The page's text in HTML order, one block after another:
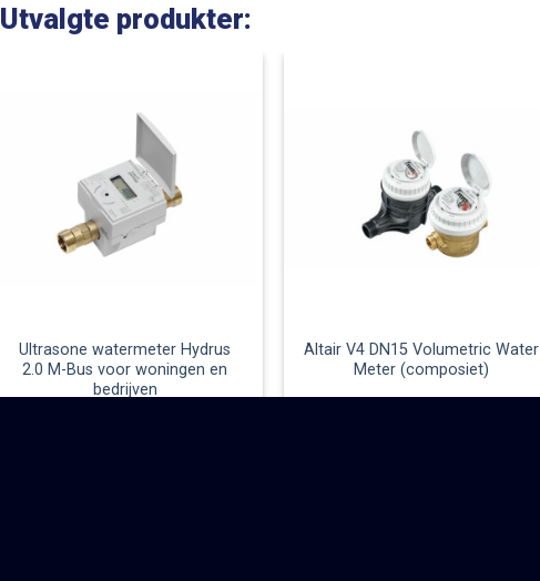
Utvalgte produkter:
Ultrasone watermeter Hydrus
2.0 M-Bus voor woningen en
bedrijven
Altair V4 DN15 Volumetric Water
Meter (composiet)